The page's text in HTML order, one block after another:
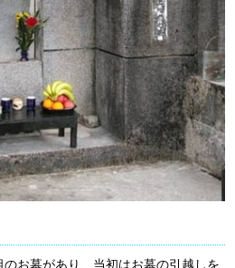
お墓があり、当初はお墓の引越しを